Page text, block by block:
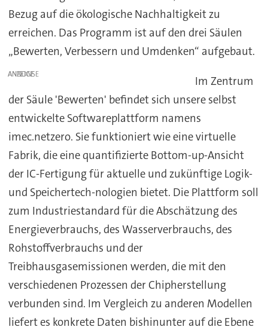
Bezug auf die ökologische Nachhaltigkeit zu
erreichen. Das Programm ist auf den drei Säulen
„Bewerten, Verbessern und Umdenken“ aufgebaut.
ANZEIGE
Im Zentrum
der Säule 'Bewerten' befindet sich unsere selbst
entwickelte Softwareplattform namens
imec.netzero. Sie funktioniert wie eine virtuelle
Fabrik, die eine quantifizierte Bottom-up-Ansicht
der IC-Fertigung für aktuelle und zukünftige Logik-
und Speichertech-nologien bietet. Die Plattform soll
zum Industriestandard für die Abschätzung des
Energieverbrauchs, des Wasserverbrauchs, des
Rohstoffverbrauchs und der
Treibhausgasemissionen werden, die mit den
verschiedenen Prozessen der Chipherstellung
verbunden sind. Im Vergleich zu anderen Modellen
liefert es konkrete Daten bishinunter auf die Ebene